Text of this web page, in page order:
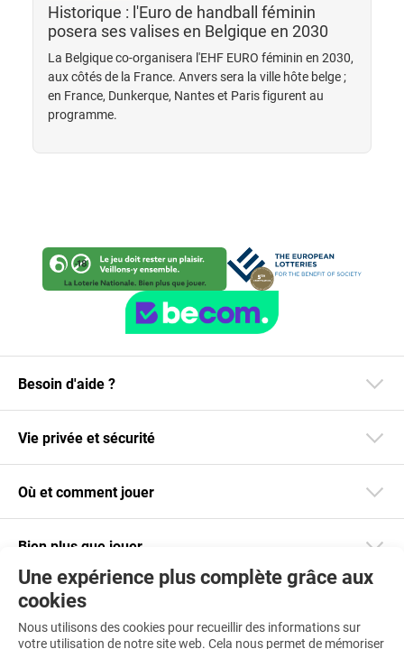
Historique : l'Euro de handball féminin
posera ses valises en Belgique en 2030
La Belgique co-organisera l'EHF EURO féminin en 2030,
aux côtés de la France. Anvers sera la ville hôte belge ;
en France, Dunkerque, Nantes et Paris figurent au
programme.
Une expérience plus complète grâce aux
cookies
Nous utilisons des cookies pour recueillir des informations sur
votre utilisation de notre site web. Cela nous permet de mémoriser
Besoin d'aide ?
Vie privée et sécurité
Où et comment jouer
Bien plus que jouer
Téléchargez notre app